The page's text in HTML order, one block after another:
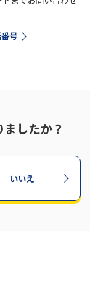
号
したか？
いいえ